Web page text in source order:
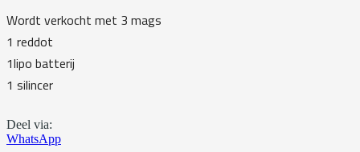
Wordt verkocht met 3 mags
1 reddot
1lipo batterij
1 silincer
Deel via:
WhatsApp